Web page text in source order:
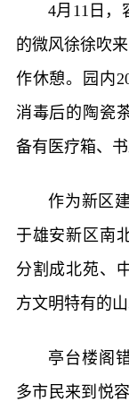
4月11日，
的微风徐徐吹
作休憩。园内
消毒后的陶瓷
备有医疗箱、
作为新区
于雄安新区南
分割成北苑、
方文明特有的
亭台楼阁
多市民来到悦